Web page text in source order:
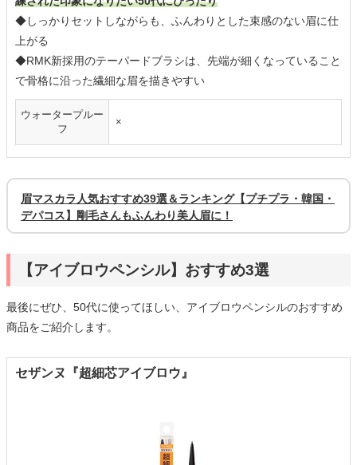
◆しっかりセットしながらも、ふんわりとした束感のない眉に仕
上がる
◆RMK新採用のテーパードブラシは、先端が細くなっていること
で骨格に沿った繊細な眉を描きやすい
ウォータープルー
フ
×
眉マスカラ人気おすすめ39選＆ランキング【プチプラ・韓国・
デパコス】剛毛さんもふんわり美人眉に！
【アイブロウペンシル】おすすめ3選
最後にぜひ、50代に使ってほしい、アイブロウペンシルのおすすめ
商品をご紹介します。
セザンヌ『超細芯アイブロウ』